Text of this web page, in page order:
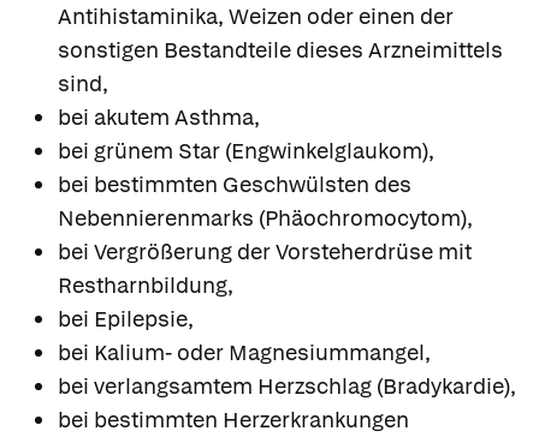
Antihistaminika, Weizen oder einen der
sonstigen Bestandteile dieses Arzneimittels
sind,
bei akutem Asthma,
bei grünem Star (Engwinkelglaukom),
bei bestimmten Geschwülsten des
Nebennierenmarks (Phäochromocytom),
bei Vergrößerung der Vorsteherdrüse mit
Restharnbildung,
bei Epilepsie,
bei Kalium- oder Magnesiummangel,
bei verlangsamtem Herzschlag (Bradykardie),
bei bestimmten Herzerkrankungen